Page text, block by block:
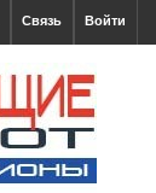
Войти
Связь